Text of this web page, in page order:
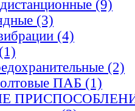
(9)
(3)
(4)
(1)
(2)
ПАБ (1)